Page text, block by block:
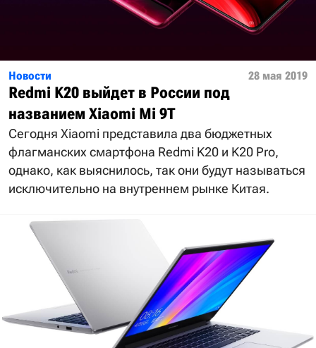
Новости 28 мая 2019
Redmi K20 выйдет в России под
названием Xiaomi Mi 9T
Сегодня Xiaomi представила два бюджетных
флагманских смартфона Redmi K20 и K20 Pro,
однако, как выяснилось, так они будут называться
исключительно на внутреннем рынке Китая.